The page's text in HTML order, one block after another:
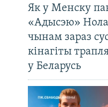
Як у Менску
«Адысэю»
чынам зараз
кінагіты
у Беларусь